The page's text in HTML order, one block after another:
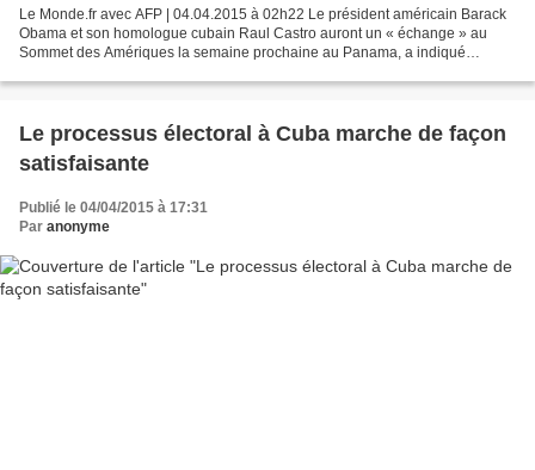
Le Monde.fr avec AFP | 04.04.2015 à 02h22 Le président américain Barack
Obama et son homologue cubain Raul Castro auront un « échange » au
Sommet des Amériques la semaine prochaine au Panama, a indiqué
Le processus électoral à Cuba marche de façon
satisfaisante
Publié le 04/04/2015 à 17:31
Par anonyme